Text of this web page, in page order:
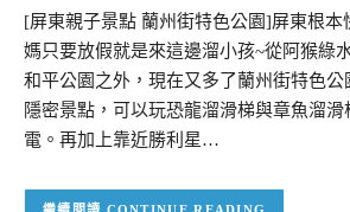
[屏東親子景點 蘭州街特色公園]屏東根本
媽只要放假就是來這邊溜小孩~從阿猴綠
和平公園之外，現在又多了蘭州街特色公
隱密景點，可以玩恐龍溜滑梯與章魚溜
電。再加上靠近勝利星…